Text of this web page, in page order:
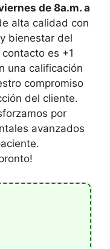
de 8a.m. a
alta calidad con
bienestar del
es +1
una calificación
compromiso
del cliente.
por
avanzados